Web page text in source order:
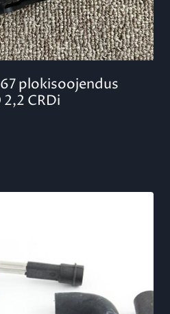
plokisoojendus
CRDi